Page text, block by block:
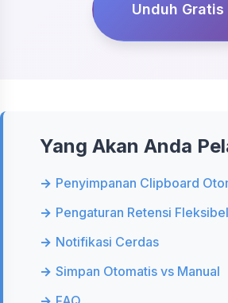
Unduh Gratis
Yang Akan Anda
Penyimpanan Clipboard
Pengaturan Retensi Fleksibel
Notifikasi Cerdas
Simpan Otomatis vs Manual